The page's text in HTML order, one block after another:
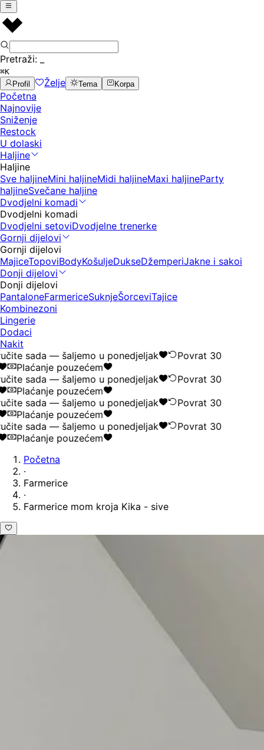
Pretraži:
⌘K
Profil
Želje Tema Korpa
Početna
Najnovije
Sniženje
Restock
U dolaski
Haljine
Haljine
Sve haljineMini haljineMidi haljineMaxi haljineParty
haljineSvečane haljine
Dvodjelni komadi
Dvodjelni komadi
Dvodjelni setoviDvodjelne trenerke
Gornji dijelovi
Gornji dijelovi
MajiceTopoviBodyKošuljeDukseDžemperiJakne i sakoi
Donji dijelovi
Donji dijelovi
PantaloneFarmericeSuknjeŠorceviTajice
Kombinezoni
Lingerie
Dodaci
Nakit
sada — šaljemo u ponedjeljak
Povrat 30
Plaćanje pouzećem
sada — šaljemo u ponedjeljak
Povrat 30
Plaćanje pouzećem
sada — šaljemo u ponedjeljak
Povrat 30
Plaćanje pouzećem
sada — šaljemo u ponedjeljak
Povrat 30
Plaćanje pouzećem
Početna
·
Farmerice
·
Farmerice mom kroja Kika - sive